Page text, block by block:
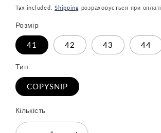
ціна
Tax included.Shipping розраховується при оплаті
Розмір
41 42 43 44
Тип
COPYSNIP
Кількість